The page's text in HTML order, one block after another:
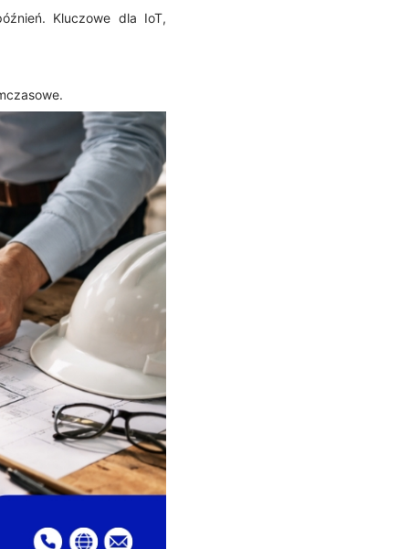
Kluczowe dla IoT,